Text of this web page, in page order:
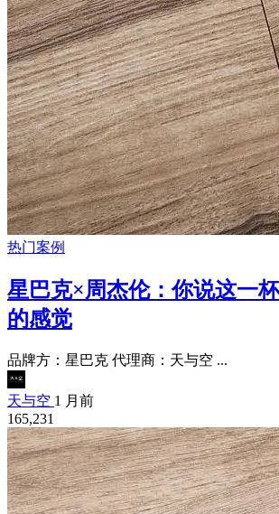
热门案例
星巴克×周杰伦：你说这一
的感觉
品牌方：星巴克 代理商：天与空 ...
天与空 1 月前
165,231